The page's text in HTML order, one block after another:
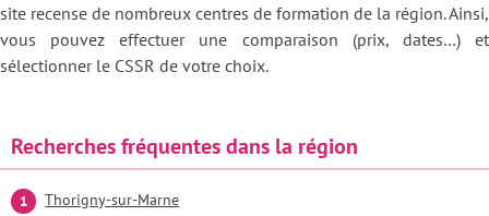
site recense de nombreux centres de formation de la région. Ainsi,
vous pouvez effectuer une comparaison (prix, dates…) et
sélectionner le CSSR de votre choix.
Recherches fréquentes dans la région
Thorigny-sur-Marne